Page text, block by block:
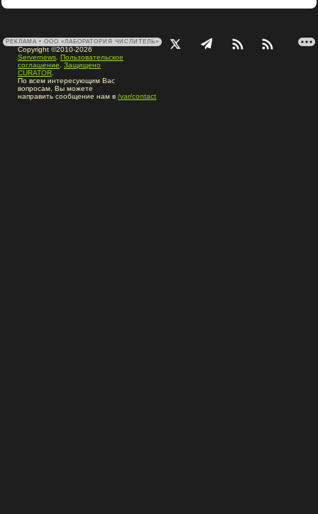
РЕКЛАМА • ООО «ЛАБОРАТОРИЯ ЧИСЛИТЕЛЬ»
Copyright ©2010-2026
Servernews Пользовательское
соглашение
Защищено
CURATOR
По всем интересующим Вас
вопросам, Вы можете
направить сообщение нам в /var/contact